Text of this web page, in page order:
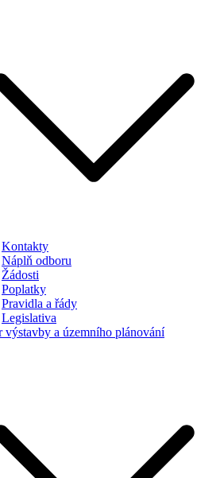
Kontakty
Náplň odboru
Žádosti
Poplatky
Pravidla a řády
Legislativa
výstavby a územního plánování